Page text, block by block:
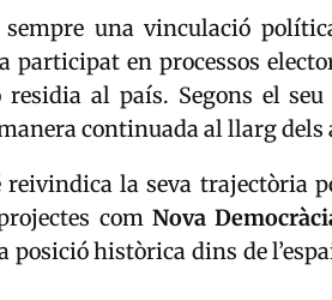
una vinculació
participat en processos
al país. Segons el seu
continuada al llarg dels
reivindica la seva trajectòria
com Nova
posició històrica dins de